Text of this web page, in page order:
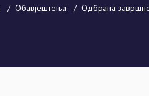
/ Обавјештења / Одбрана